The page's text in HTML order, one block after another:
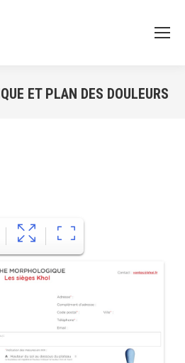
ET PLAN DES DOULEURS